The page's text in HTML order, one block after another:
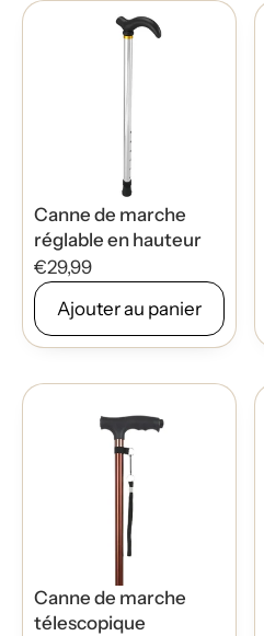
Canne de marche
réglable en hauteur
€29,99
Ajouter au panier
Canne de marche
télescopique